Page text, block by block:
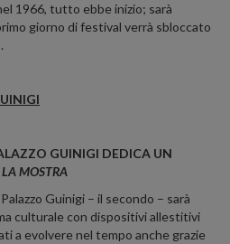
1966, tutto ebbe inizio; sarà
giorno di festival verrà sbloccato
GUINIGI DEDICA UN
LA MOSTRA
Guinigi – il secondo – sarà
culturale con dispositivi allestitivi
a evolvere nel tempo anche grazie